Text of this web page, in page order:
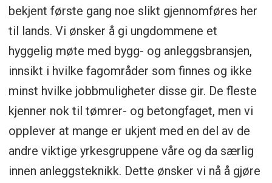
bekjent første gang noe slikt gjennomføres her
til lands. Vi ønsker å gi ungdommene et
hyggelig møte med bygg- og anleggsbransjen,
innsikt i hvilke fagområder som finnes og ikke
minst hvilke jobbmuligheter disse gir. De fleste
kjenner nok til tømrer- og betongfaget, men vi
opplever at mange er ukjent med en del av de
andre viktige yrkesgruppene våre og da særlig
innen anleggsteknikk. Dette ønsker vi nå å gjøre